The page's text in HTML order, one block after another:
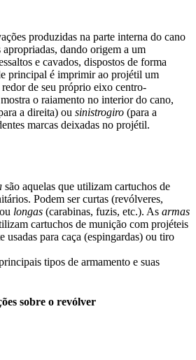
produzidas na parte interna do cano
dando origem a um
e cavados, dispostos de forma
principal é imprimir ao projétil um
de seu próprio eixo centro-
o raiamento no interior do cano,
a direita) ou sinistrogiro (para a
marcas deixadas no projétil.
são aquelas que utilizam cartuchos de
Podem ser curtas (revólveres,
longas (carabinas, fuzis, etc.). As armas
cartuchos de munição com projéteis
usadas para caça (espingardas) ou tiro
tipos de armamento e suas
sobre o revólver